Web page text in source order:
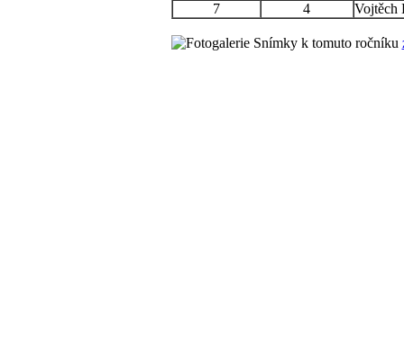
7
4 Vojtěch
Snímky k tomuto ročníku